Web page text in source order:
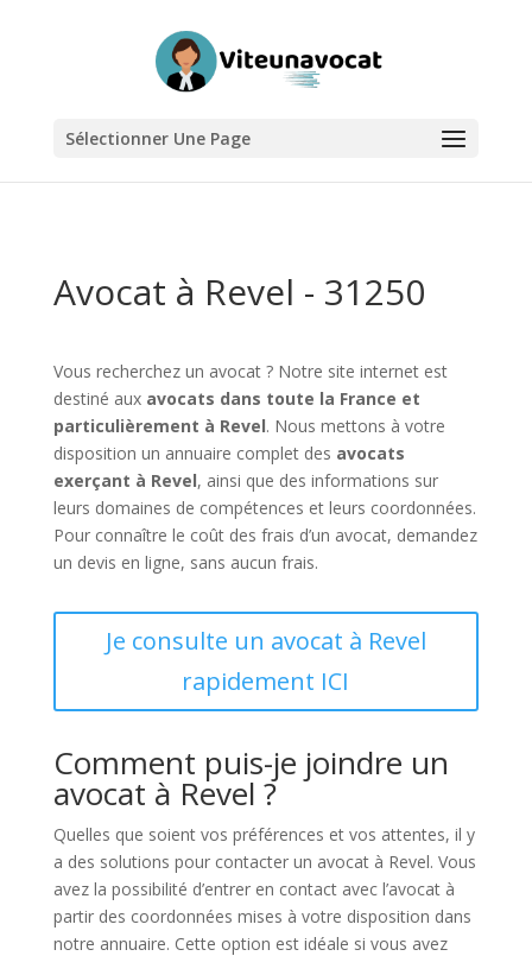
Sélectionner Une Page
Avocat à Revel - 31250
Vous recherchez un avocat ? Notre site internet est
destiné aux avocats dans toute la France et
particulièrement à Revel. Nous mettons à votre
disposition un annuaire complet des avocats
exerçant à Revel, ainsi que des informations sur
leurs domaines de compétences et leurs coordonnées.
Pour connaître le coût des frais d’un avocat, demandez
un devis en ligne, sans aucun frais.
Je consulte un avocat à Revel
rapidement ICI
Comment puis-je joindre un
avocat à Revel ?
Quelles que soient vos préférences et vos attentes, il y
a des solutions pour contacter un avocat à Revel. Vous
avez la possibilité d’entrer en contact avec l’avocat à
partir des coordonnées mises à votre disposition dans
notre annuaire. Cette option est idéale si vous avez